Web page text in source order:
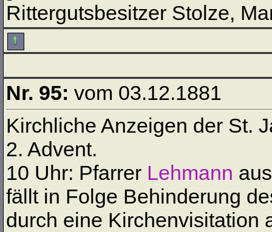
Rittergutsbesitzer Stolze,
Nr. 95: vom 03.12.1881
Kirchliche Anzeigen der St.
2. Advent.
10 Uhr: Pfarrer Lehmann
fällt in Folge Behinderung
durch eine Kirchenvisitation